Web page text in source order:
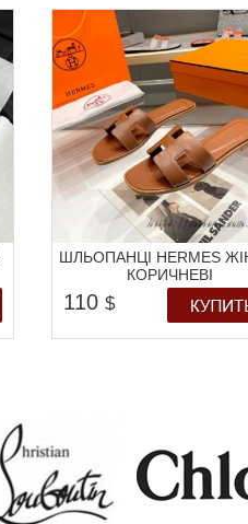
ШЛЬОПАНЦІ HERMES
КОРИЧНЕВІ
110 $